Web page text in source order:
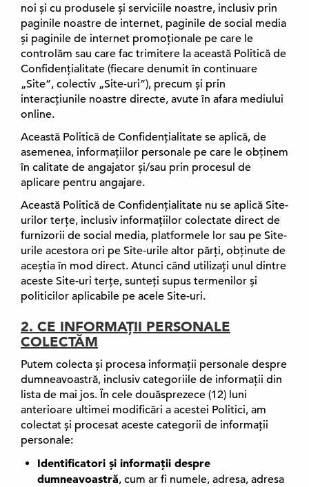
noi și cu produsele și serviciile noastre, inclusiv prin
paginile noastre de internet, paginile de social media
și paginile de internet promoționale pe care le
controlăm sau care fac trimitere la această Politică de
Confidențialitate (fiecare denumit în continuare
„Site”, colectiv „Site-uri”), precum și prin
interacțiunile noastre directe, avute în afara mediului
online.
Această Politică de Confidențialitate se aplică, de
asemenea, informațiilor personale pe care le obținem
în calitate de angajator și/sau prin procesul de
aplicare pentru angajare.
Această Politică de Confidențialitate nu se aplică Site-
urilor terțe, inclusiv informațiilor colectate direct de
furnizorii de social media, platformele lor sau pe Site-
urile acestora ori pe Site-urile altor părți, obținute de
aceștia în mod direct. Atunci când utilizați unul dintre
aceste Site-uri terțe, sunteți supus termenilor și
politicilor aplicabile pe acele Site-uri.
2. CE INFORMAȚII PERSONALE
COLECTĂM
Putem colecta și procesa informații personale despre
dumneavoastră, inclusiv categoriile de informații din
lista de mai jos. În cele douăsprezece (12) luni
anterioare ultimei modificări a acestei Politici, am
colectat și procesat aceste categorii de informații
personale:
Identificatori și informații despre
dumneavoastră, cum ar fi numele, adresa, adresa